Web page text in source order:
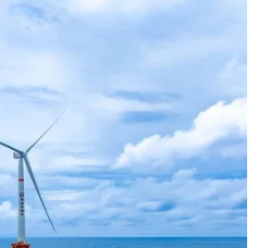
mục doanh nghiệp nhà
nhiệm vụ